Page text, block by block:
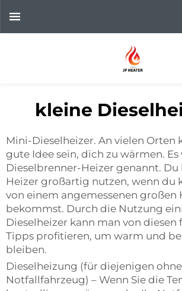
kleine
Mini-Dieselheizer. An vielen Orten
gute Idee sein, dich zu wärmen.
Dieselbrenner-Heizer genannt. Du
Heizer großartig nutzen, wenn du
von einem angemessenen großen
bekommst. Durch die Nutzung
Dieselheizer kann man von diesen
Tipps profitieren, um warm und
bleiben.
Dieselheizung (für diejenigen
Notfallfahrzeug) – Wenn Sie die